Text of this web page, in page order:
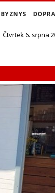
BYZNYS
Čtvrtek 6. srpna